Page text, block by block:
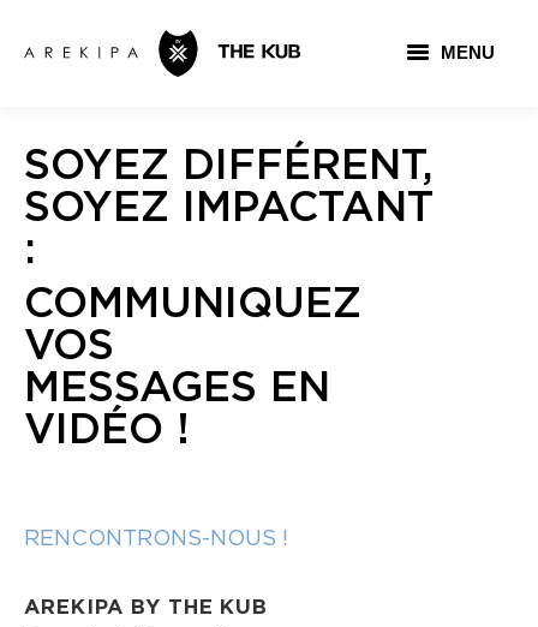
MENU
PORTFOLIO
CONTACT
THE KUB
SOYEZ DIFFÉRENT,
SOYEZ IMPACTANT
:
COMMUNIQUEZ
VOS
MESSAGES EN
VIDÉO !
RENCONTRONS-NOUS !
AREKIPA BY THE KUB